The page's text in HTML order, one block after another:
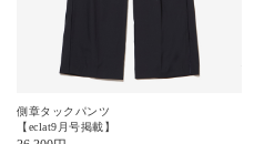
側章タックパンツ
【eclat9月号掲載】